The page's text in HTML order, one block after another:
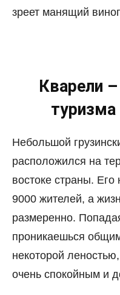
зреет манящий
Кварели
Небольшой
расположился на
востоке страны.
9000 жителей, а
размеренно.
проникаешься
некоторой
очень спокойным и